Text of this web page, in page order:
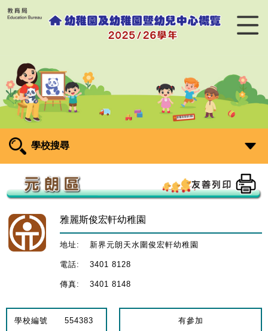
學校搜尋
雅麗斯俊宏軒幼稚園
地址: 新界元朗天水圍俊宏軒幼稚園
電話: 3401 8128
傳真: 3401 8148
學校編號 554383 有參加